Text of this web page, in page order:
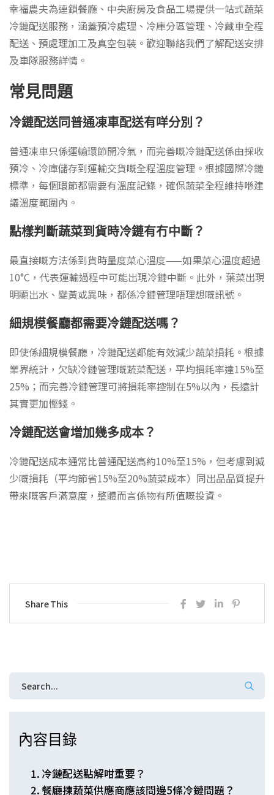
幸福農夫為連鎖餐廳、中央廚房及食品工場提供一站式蔬菜
冷鏈配送服務，涵蓋預冷處理、冷庫分區管理、冷藏車全程
配送、預處理加工及真空包裝。歡迎聯絡我們了解配送安排
及車隊服務詳情。
常見問題
冷鏈配送同普通凍車配送有咩分別？
普通凍車只係運輸環節開冷氣，而完善嘅冷鏈配送係由採收
預冷、冷庫儲存到運輸交貨嘅全程溫度管理。根據國際冷鏈
標準，每個環節都需要有溫度記錄，確保蔬菜全程維持喺建
議溫度範圍內。
點樣判斷蔬菜到貨時冷鏈有冇中斷？
最直接嘅方法係到貨時量度菜心溫度——如果菜心溫度超過
10°C，代表運輸過程中可能出現冷鏈中斷。此外，葉菜出現
明顯出水、變黃或異味，都係冷鏈管理唔理想嘅訊號。
細規模餐廳都需要冷鏈配送嗎？
即使係細規模餐廳，冷鏈配送都能有效減少蔬菜損耗。根據
業界統計，欠缺冷鏈管理嘅蔬菜配送，平均損耗率達15%至
25%；而完善冷鏈管理可將損耗率控制在5%以內，長遠計
其實更加慳錢。
冷鏈配送會增加幾多成本？
冷鏈配送成本通常比普通配送高約10%至15%，但考慮到減
少嘅損耗（平均節省15%至20%蔬菜成本）同出品品質提升
帶來嘅客戶滿意度，整體而言係物有所值嘅投資。
Share This
內容目錄
冷鏈配送點解咁重要？
餐廳揀蔬菜供應商應該問邊5條冷鏈問題？